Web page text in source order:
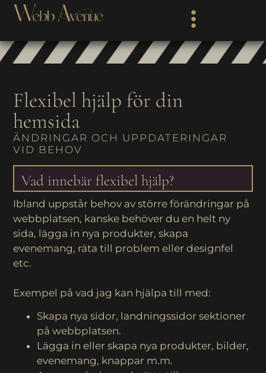
Flexibel hjälp för din
hemsida
ÄNDRINGAR OCH UPPDATERINGAR
VID BEHOV
Vad innebär flexibel hjälp?
Ibland uppstår behov av större förändringar på
webbplatsen, kanske behöver du en helt ny
sida, lägga in nya produkter, skapa
evenemang, räta till problem eller designfel
etc.
Exempel på vad jag kan hjälpa till med:
Skapa nya sidor, landningssidor sektioner
på webbplatsen.
Lägga in eller skapa nya produkter, bilder,
evenemang, knappar m.m.